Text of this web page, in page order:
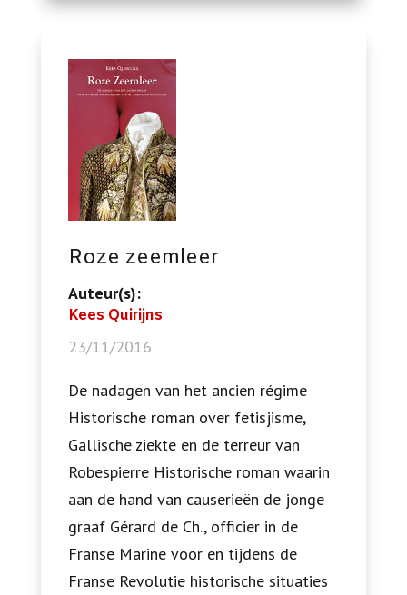
Roze zeemleer
Auteur(s):
Kees Quirijns
23/11/2016
De nadagen van het ancien régime
Historische roman over fetisjisme,
Gallische ziekte en de terreur van
Robespierre Historische roman waarin
aan de hand van causerieën de jonge
graaf Gérard de Ch., officier in de
Franse Marine voor en tijdens de
Franse Revolutie historische situaties